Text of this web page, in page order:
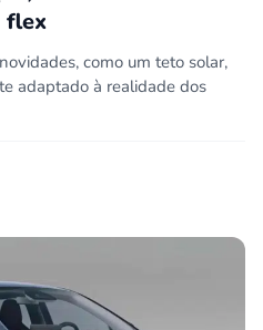
flex
como um teto solar,
adaptado à realidade dos